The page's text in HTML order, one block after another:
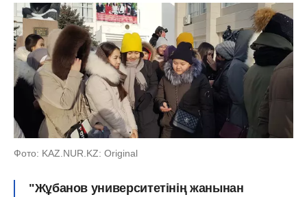
Фото: KAZ.NUR.KZ: Original
"Жұбанов университетінің жанынан